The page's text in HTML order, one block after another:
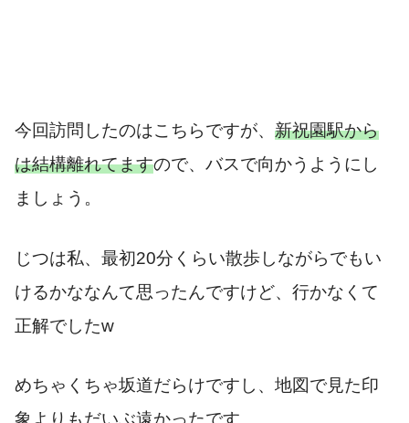
今回訪問したのはこちらですが、 新祝園駅から
は結構離れてますので、バスで向かうようにし
ましょう。
じつは私、最初20分くらい散歩しながらでもい
けるかななんて思ったんですけど、行かなくて
正解でしたw
めちゃくちゃ坂道だらけですし、地図で見た印